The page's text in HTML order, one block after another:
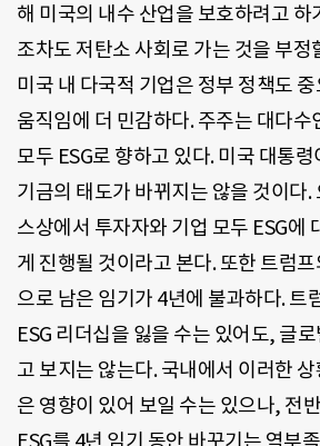
해 미국의 내수 산업을 보호하려고 하
조차도 저탄소 사회로 가는 것을 부정
미국 내 다국적 기업은 정부 정책도
움직임에 더 민감하다. 주주는 대다수
모두 ESG로 향하고 있다. 미국 대통
기금의 태도가 바뀌지는 않을 것이다.
스상에서 투자자와 기업 모두 ESG에
게 진행될 것이라고 본다. 또한 트럼
으로 남은 임기가 4년에 불과하다. 트
ESG 리더십을 잃을 수는 있어도, 글
고 보지는 않는다. 국내에서 이러한
은 영향이 있어 보일 수는 있으나, 전